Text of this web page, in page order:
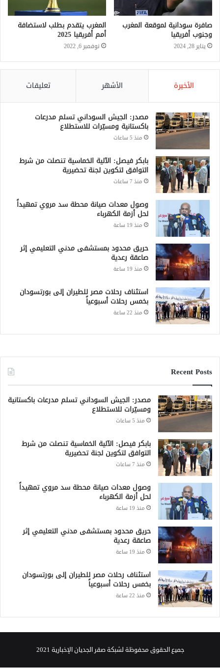
صافرة سودانية لموقعة المغرب
وجنوب أفريقيا
يناير 28, 2024
المغرب يتقدم بطلب لاستضافة
أمم أفريقيا 2025
نوفمبر 6, 2022
الأخيرة الأشهر تعليقات
مصدر: الجيش السوداني تسلم مدرعات
باكستانية ومسيّرات للاستطلاع
منذ 5 ساعات
بابكر فيصل: الآلية الخماسية تنصلت من شرط
التوافق لتكوين لجنة تحضيرية
منذ 7 ساعات
وصول معدات صيانة محطة سد مروي تمهيداً
لحل أزمة الكهرباء
منذ 19 ساعة
حريق محدود بمستشفى مدني التعليمي إثر
صاعقة رعدية
منذ 19 ساعة
استئناف رحلات مصر للطيران إلى بورتسودان
بخمس رحلات أسبوعياً
منذ 22 ساعة
Recent Posts
مصدر: الجيش السوداني تسلم مدرعات باكستانية
ومسيّرات للاستطلاع
منذ 5 ساعات
بابكر فيصل: الآلية الخماسية تنصلت من شرط
التوافق لتكوين لجنة تحضيرية
منذ 7 ساعات
وصول معدات صيانة محطة سد مروي تمهيداً
لحل أزمة الكهرباء
منذ 19 ساعة
حريق محدود بمستشفى مدني التعليمي إثر
صاعقة رعدية
منذ 19 ساعة
استئناف رحلات مصر للطيران إلى بورتسودان
بخمس رحلات أسبوعياً
منذ 22 ساعة
جميع الحقوق محفوظة لشبكة صقر الجديان الإخبارية 2021